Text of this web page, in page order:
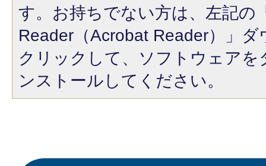
す。お持ちでない方は、左記の
Reader（Acrobat Reader）」
クリックして、ソフトウェア
ンストールしてください。